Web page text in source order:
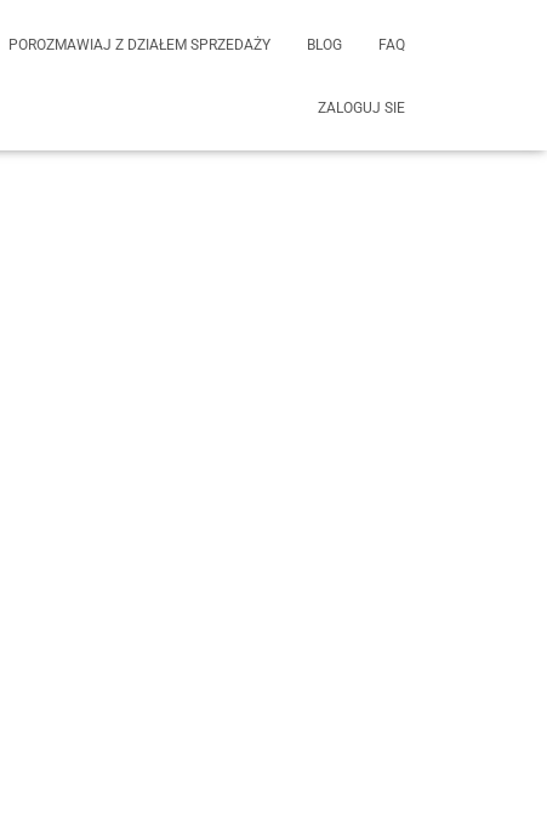
POROZMAWIAJ Z DZIAŁEM SPRZEDAŻY BLOG FAQ
ZALOGUJ SIE